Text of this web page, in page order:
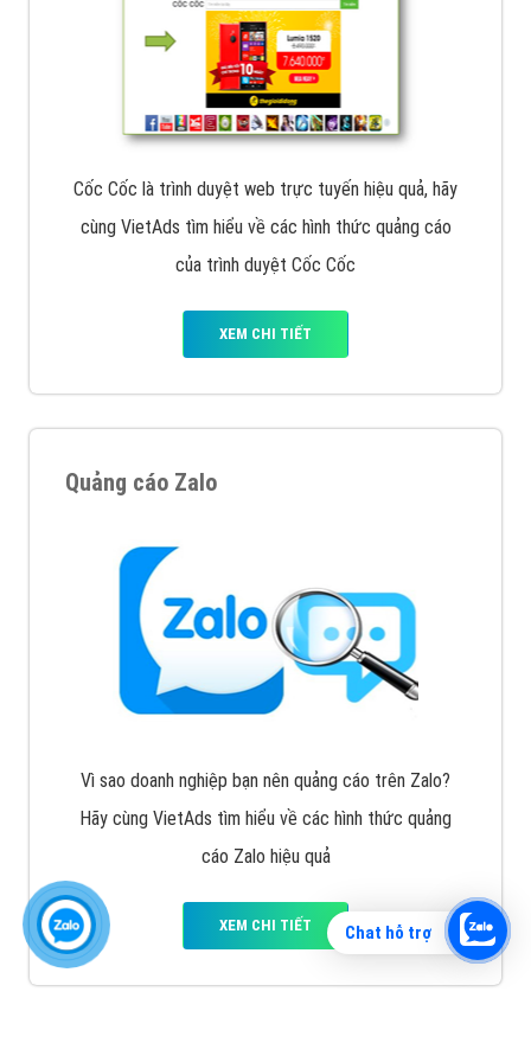
Chat hỗ trợ
Cốc Cốc là trình duyệt web trực tuyến hiệu quả, hãy
cùng VietAds tìm hiểu về các hình thức quảng cáo
của trình duyệt Cốc Cốc
XEM CHI TIẾT
Quảng cáo Zalo
Vì sao doanh nghiệp bạn nên quảng cáo trên Zalo?
Hãy cùng VietAds tìm hiểu về các hình thức quảng
cáo Zalo hiệu quả
XEM CHI TIẾT